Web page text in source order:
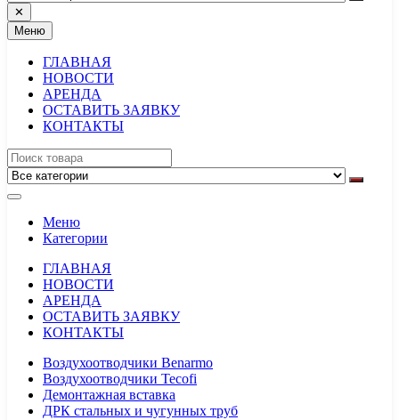
✕
Меню
ГЛАВНАЯ
НОВОСТИ
АРЕНДА
ОСТАВИТЬ ЗАЯВКУ
КОНТАКТЫ
Меню
Категории
ГЛАВНАЯ
НОВОСТИ
АРЕНДА
ОСТАВИТЬ ЗАЯВКУ
КОНТАКТЫ
Воздухоотводчики Benarmo
Воздухоотводчики Tecofi
Демонтажная вставка
ДРК стальных и чугунных труб